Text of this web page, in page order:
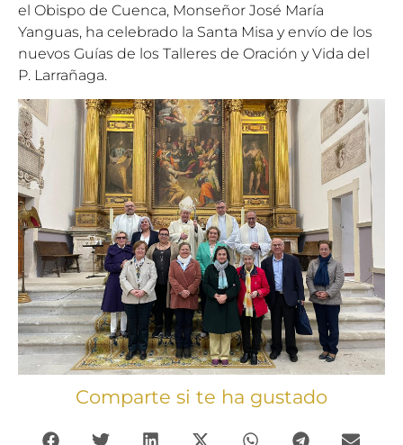
el Obispo de Cuenca, Monseñor José María
Yanguas, ha celebrado la Santa Misa y envío de los
nuevos Guías de los Talleres de Oración y Vida del
P. Larrañaga.
Comparte si te ha gustado